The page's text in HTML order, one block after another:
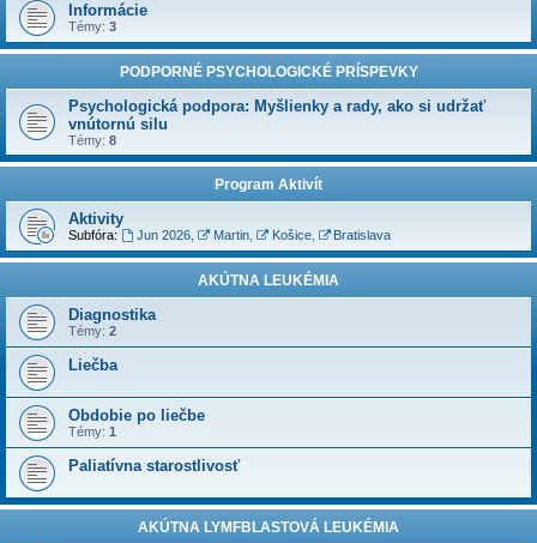
Informácie
Témy: 3
PODPORNÉ PSYCHOLOGICKÉ PRÍSPEVKY
Psychologická podpora: Myšlienky a rady, ako si udržať
vnútornú silu
Témy: 8
Program Aktivít
Aktivity
Subfóra: Jun 2026, Martin, Košice, Bratislava
AKÚTNA LEUKÉMIA
Diagnostika
Témy: 2
Liečba
Obdobie po liečbe
Témy: 1
Paliatívna starostlivosť
AKÚTNA LYMFBLASTOVÁ LEUKÉMIA